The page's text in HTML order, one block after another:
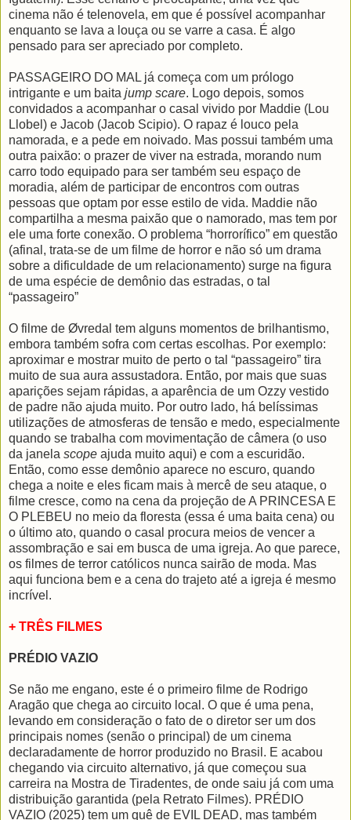
cinema não é telenovela, em que é possível acompanhar
enquanto se lava a louça ou se varre a casa. É algo
pensado para ser apreciado por completo.
PASSAGEIRO DO MAL já começa com um prólogo
intrigante e um baita jump scare. Logo depois, somos
convidados a acompanhar o casal vivido por Maddie (Lou
Llobel) e Jacob (Jacob Scipio). O rapaz é louco pela
namorada, e a pede em noivado. Mas possui também uma
outra paixão: o prazer de viver na estrada, morando num
carro todo equipado para ser também seu espaço de
moradia, além de participar de encontros com outras
pessoas que optam por esse estilo de vida. Maddie não
compartilha a mesma paixão que o namorado, mas tem por
ele uma forte conexão. O problema “horrorífico” em questão
(afinal, trata-se de um filme de horror e não só um drama
sobre a dificuldade de um relacionamento) surge na figura
de uma espécie de demônio das estradas, o tal
“passageiro”
O filme de Øvredal tem alguns momentos de brilhantismo,
embora também sofra com certas escolhas. Por exemplo:
aproximar e mostrar muito de perto o tal “passageiro” tira
muito de sua aura assustadora. Então, por mais que suas
aparições sejam rápidas, a aparência de um Ozzy vestido
de padre não ajuda muito. Por outro lado, há belíssimas
utilizações de atmosferas de tensão e medo, especialmente
quando se trabalha com movimentação de câmera (o uso
da janela scope ajuda muito aqui) e com a escuridão.
Então, como esse demônio aparece no escuro, quando
chega a noite e eles ficam mais à mercê de seu ataque, o
filme cresce, como na cena da projeção de A PRINCESA E
O PLEBEU no meio da floresta (essa é uma baita cena) ou
o último ato, quando o casal procura meios de vencer a
assombração e sai em busca de uma igreja. Ao que parece,
os filmes de terror católicos nunca sairão de moda. Mas
aqui funciona bem e a cena do trajeto até a igreja é mesmo
incrível.
+ TRÊS FILMES
PRÉDIO VAZIO
Se não me engano, este é o primeiro filme de Rodrigo
Aragão que chega ao circuito local. O que é uma pena,
levando em consideração o fato de o diretor ser um dos
principais nomes (senão o principal) de um cinema
declaradamente de horror produzido no Brasil. E acabou
chegando via circuito alternativo, já que começou sua
carreira na Mostra de Tiradentes, de onde saiu já com uma
distribuição garantida (pela Retrato Filmes). PRÉDIO
VAZIO (2025) tem um quê de EVIL DEAD, mas também